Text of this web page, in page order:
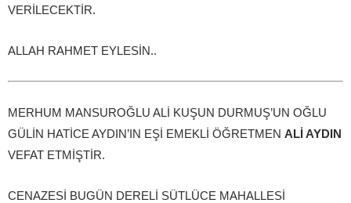
VERİLECEKTİR.
ALLAH RAHMET EYLESİN..
MERHUM MANSUROĞLU ALİ KUŞUN DURMUŞ’UN OĞLU
GÜLİN HATİCE AYDIN’IN EŞİ EMEKLİ ÖĞRETMEN ALİ AYDIN
VEFAT ETMİŞTİR.
CENAZESİ BUGÜN DERELİ SÜTLÜCE MAHALLESİ